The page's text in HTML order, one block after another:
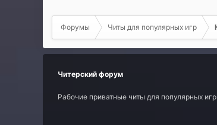
Форумы Читы для популярных игр
Читерский форум
Рабочие приватные читы для популярных игр